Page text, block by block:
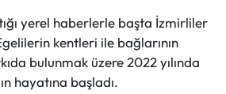
yerel haberlerle başta İzmirliler
kentleri ile bağlarının
bulunmak üzere 2022 yılında
hayatına başladı.